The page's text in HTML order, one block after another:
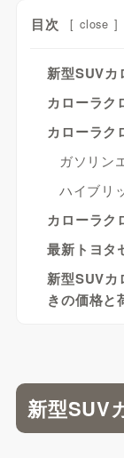
目次 [ close ]
新型SUVカ
カローラク
カローラク
ガソリン
ハイブリ
カローラク
最新トヨタ
新型SUVカ
きの価格と
新型SUV